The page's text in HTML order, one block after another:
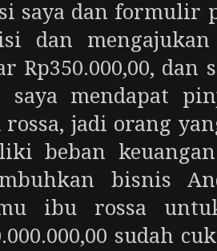
saya dan formulir
dan
Rp350.000,00,
saya mendapat
jadi orang
beban
bisnis
ibu rossa
sudah